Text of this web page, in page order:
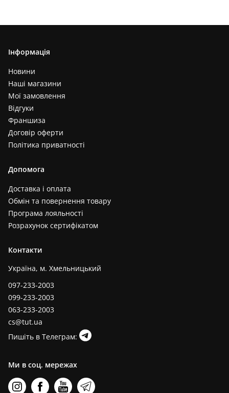
Інформація
Новини
Наші магазини
Мої замовлення
Відгуки
Франшиза
Договір оферти
Політика приватності
Допомога
Доставка і оплата
Обмін та повернення товару
Програма лояльності
Розрахунок сертифікатом
Контакти
Україна, м. Хмельницький
097-233-2003
099-233-2003
063-233-2003
cs@tut.ua
Пишіть в Телеграм:
Ми в соц. мережах